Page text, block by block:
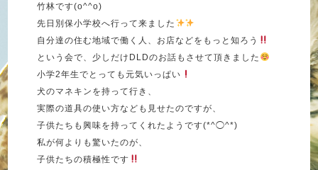
竹林です(o^^o)
先日別保小学校へ行って来ました
自分達の住む地域で働く人、お店などをもっと知ろう
という会で、少しだけ DLDのお話もさせて頂きました
小学2年生でとっても元気いっぱい
犬のマネキンを持って行き、
実際の道具の使い方なども見せたのですが、
子供たちも興味を持ってくれたようです(*^◯^*)
私が何よりも驚いたのが、
子供たちの積極性です